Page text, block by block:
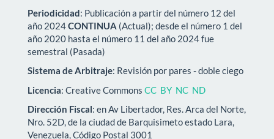
Periodicidad: Publicación a partir del número 12 del
año 2024CONTINUA (Actual); desde el número 1 del
año 2020 hasta el número 11 del año 2024 fue
semestral (Pasada)
Sistema de Arbitraje: Revisión por pares - doble ciego
Licencia: Creative Commons CC BY NC ND
Dirección Fiscal: en Av Libertador, Res. Arca del Norte,
Nro. 52D, de la ciudad de Barquisimeto estado Lara,
Venezuela, Código Postal 3001